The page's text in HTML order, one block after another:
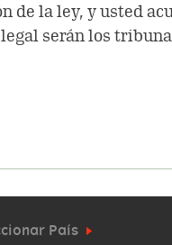
de la ley, y usted
serán los
País